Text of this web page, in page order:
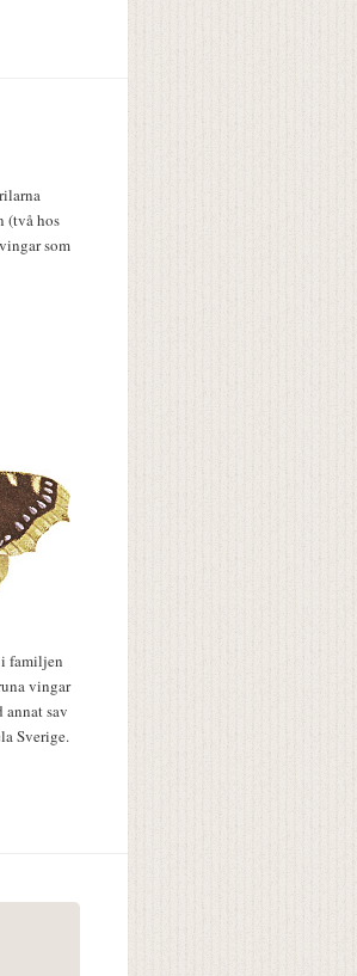
(två hos
som
familjen
vingar
sav
Sverige.